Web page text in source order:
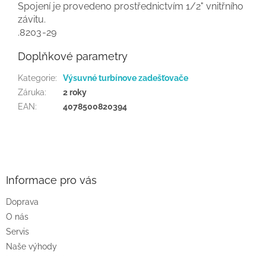
Spojení je provedeno prostřednictvím 1/2" vnitřního
závitu.
.8203-29
Doplňkové parametry
Kategorie:
Výsuvné turbínove zadešťovače
Záruka:
2 roky
EAN: 4078500820394
Informace pro vás
Doprava
O nás
Servis
Naše výhody